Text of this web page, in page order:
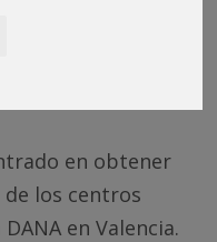
en obtener
los centros
en Valencia.